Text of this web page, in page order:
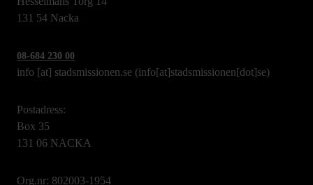
131 54 Nacka
08-684 230 00
info [at] stadsmissionen.se (info[at]stadsmissionen[dot]se)
Postadress:
Box 35
131 06 NACKA
Org.nr: 802003-1954